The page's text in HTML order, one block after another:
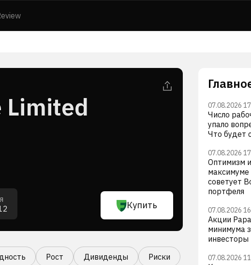
Limited
Купить
Рост Дивиденды Риски
07.08.2026
Число
упало
Что будет
07.08.2026
Оптимизм
максимуме
советует
портфеля
07.08.2026
Акции
минимума
07.08.2026